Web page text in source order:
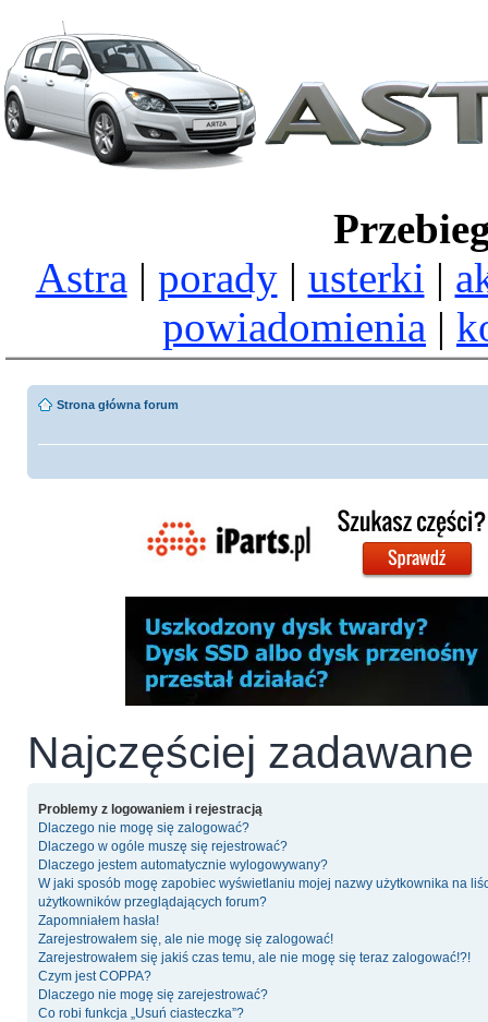
Astra | porady| usterki |
powiadomienia |
Strona główna forum
Najczęściej zadawane
Problemy z logowaniem i rejestracją
Dlaczego nie mogę się zalogować?
Dlaczego w ogóle muszę się rejestrować?
Dlaczego jestem automatycznie wylogowywany?
W jaki sposób mogę zapobiec wyświetlaniu mojej nazwy użytkownika na
użytkowników przeglądających forum?
Zapomniałem hasła!
Zarejestrowałem się, ale nie mogę się zalogować!
Zarejestrowałem się jakiś czas temu, ale nie mogę się teraz zalogować!?!
Czym jest COPPA?
Dlaczego nie mogę się zarejestrować?
Co robi funkcja „Usuń ciasteczka”?